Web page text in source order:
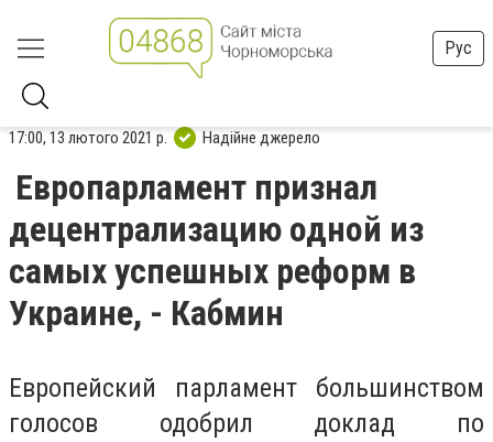
Рус
17:00, 13 лютого 2021 р. Надійне джерело
Европарламент признал
децентрализацию одной из
самых успешных реформ в
Украине, - Кабмин
Европейский парламент большинством
голосов одобрил доклад по